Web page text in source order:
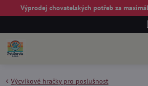
Výprodej chovatelských potřeb za
Výcvikové hračky pro poslušnost